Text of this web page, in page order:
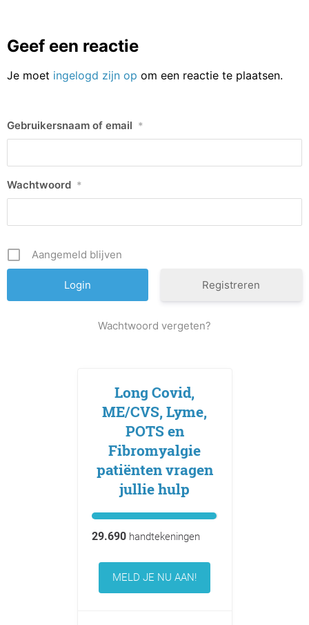
Geef een reactie
Je moet ingelogd zijn op om een reactie te plaatsen.
Gebruikersnaam of email *
Wachtwoord *
Aangemeld blijven
Registreren
Wachtwoord vergeten?
Long Covid,
ME/CVS, Lyme,
POTS en
Fibromyalgie
patiënten vragen
jullie hulp
29.690handtekeningen
MELD JE NU AAN!